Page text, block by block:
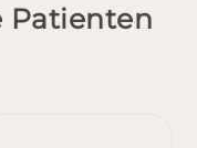
Patienten